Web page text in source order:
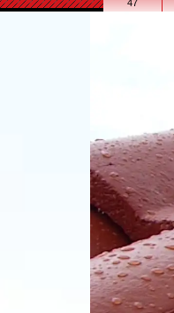
47